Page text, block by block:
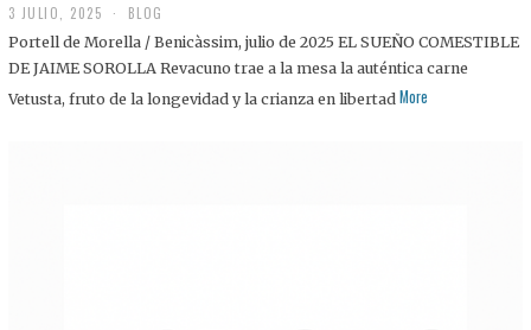
3 JULIO, 2025
J
U
I
BLOG
Portell de Morella / Benicàssim, julio de 2025 EL SUEÑO COMESTIBLE
DE JAIME SOROLLA Revacuno trae a la mesa la auténtica carne
Vetusta, fruto de la longevidad y la crianza en libertad More